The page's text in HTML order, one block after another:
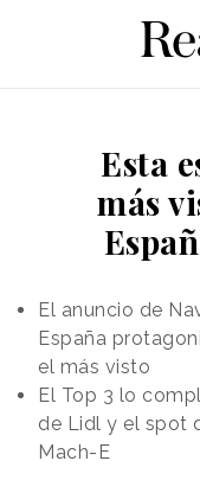
Esta
más
El anuncio de
España
el más visto
El Top 3 lo
de Lidl y el spot
Mach-E